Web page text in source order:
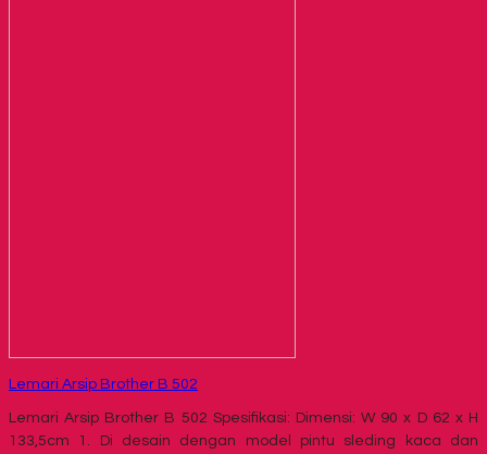
Lemari Arsip Brother B 502
Lemari Arsip Brother B 502 Spesifikasi: Dimensi: W 90 x D 62 x H
133,5cm 1. Di desain dengan model pintu sleding kaca dan